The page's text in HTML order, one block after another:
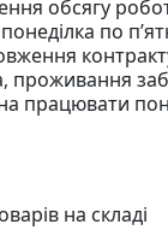
обсягу
по
проживання
працювати
на складі